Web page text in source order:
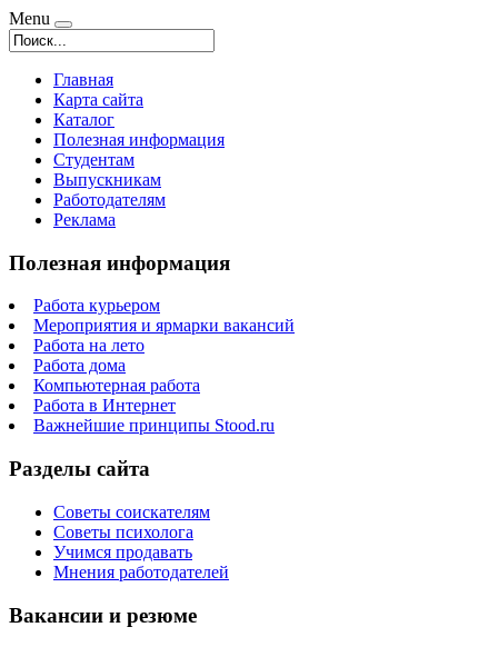
Menu
Главная
Карта сайта
Каталог
Полезная информация
Студентам
Выпускникам
Работодателям
Реклама
Полезная информация
Работа курьером
Мероприятия и ярмарки вакансий
Работа на лето
Работа дома
Компьютерная работа
Работа в Интернет
Важнейшие принципы Stood.ru
Разделы сайта
Советы соискателям
Советы психолога
Учимся продавать
Мнения работодателей
Вакансии и резюме